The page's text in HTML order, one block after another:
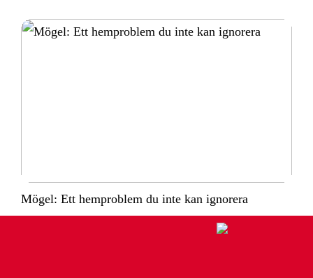
Mögel: Ett hemproblem du inte kan ignorera